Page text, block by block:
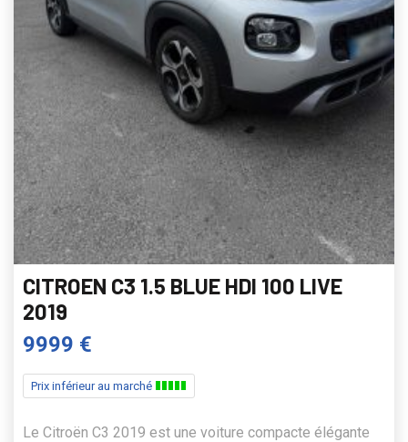
CITROEN C3 1.5 BLUE HDI 100 LIVE
2019
9999 €
Prix inférieur au marché
Le Citroën C3 2019 est une voiture compacte élégante